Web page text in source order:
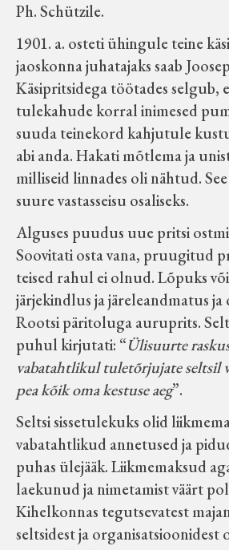
Ph. Schützile.
1901. a. osteti ühingule teine
jaoskonna juhatajaks saab
Käsipritsidega töötades selgub,
tulekahude korral inimesed
suuda teinekord kahjutule
abi anda. Hakati mõtlema ja
milliseid linnades oli nähtud.
suure vastasseisu osaliseks.
Alguses puudus uue pritsi
Soovitati osta vana, pruugitud
teised rahul ei olnud. Lõpuks
järjekindlus ja järeleandmatus
Rootsi päritoluga auruprits.
puhul kirjutati: “Ülisuurte
vabatahtlikul tuletõrjujate seltsil
pea kõik oma kestuse aeg”.
Seltsi sissetulekuks olid
vabatahtlikud annetused ja
puhas ülejääk. Liikmemaksud
laekunud ja nimetamist väärt
Kihelkonnas tegutsevatest
seltsidest ja organisatsioonidest